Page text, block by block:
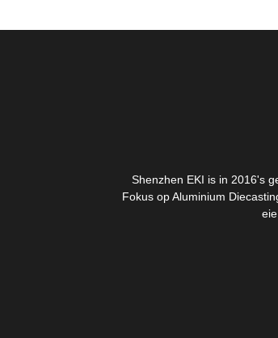
Shenzhen EKI is in 2016's
Fokus op Aluminium